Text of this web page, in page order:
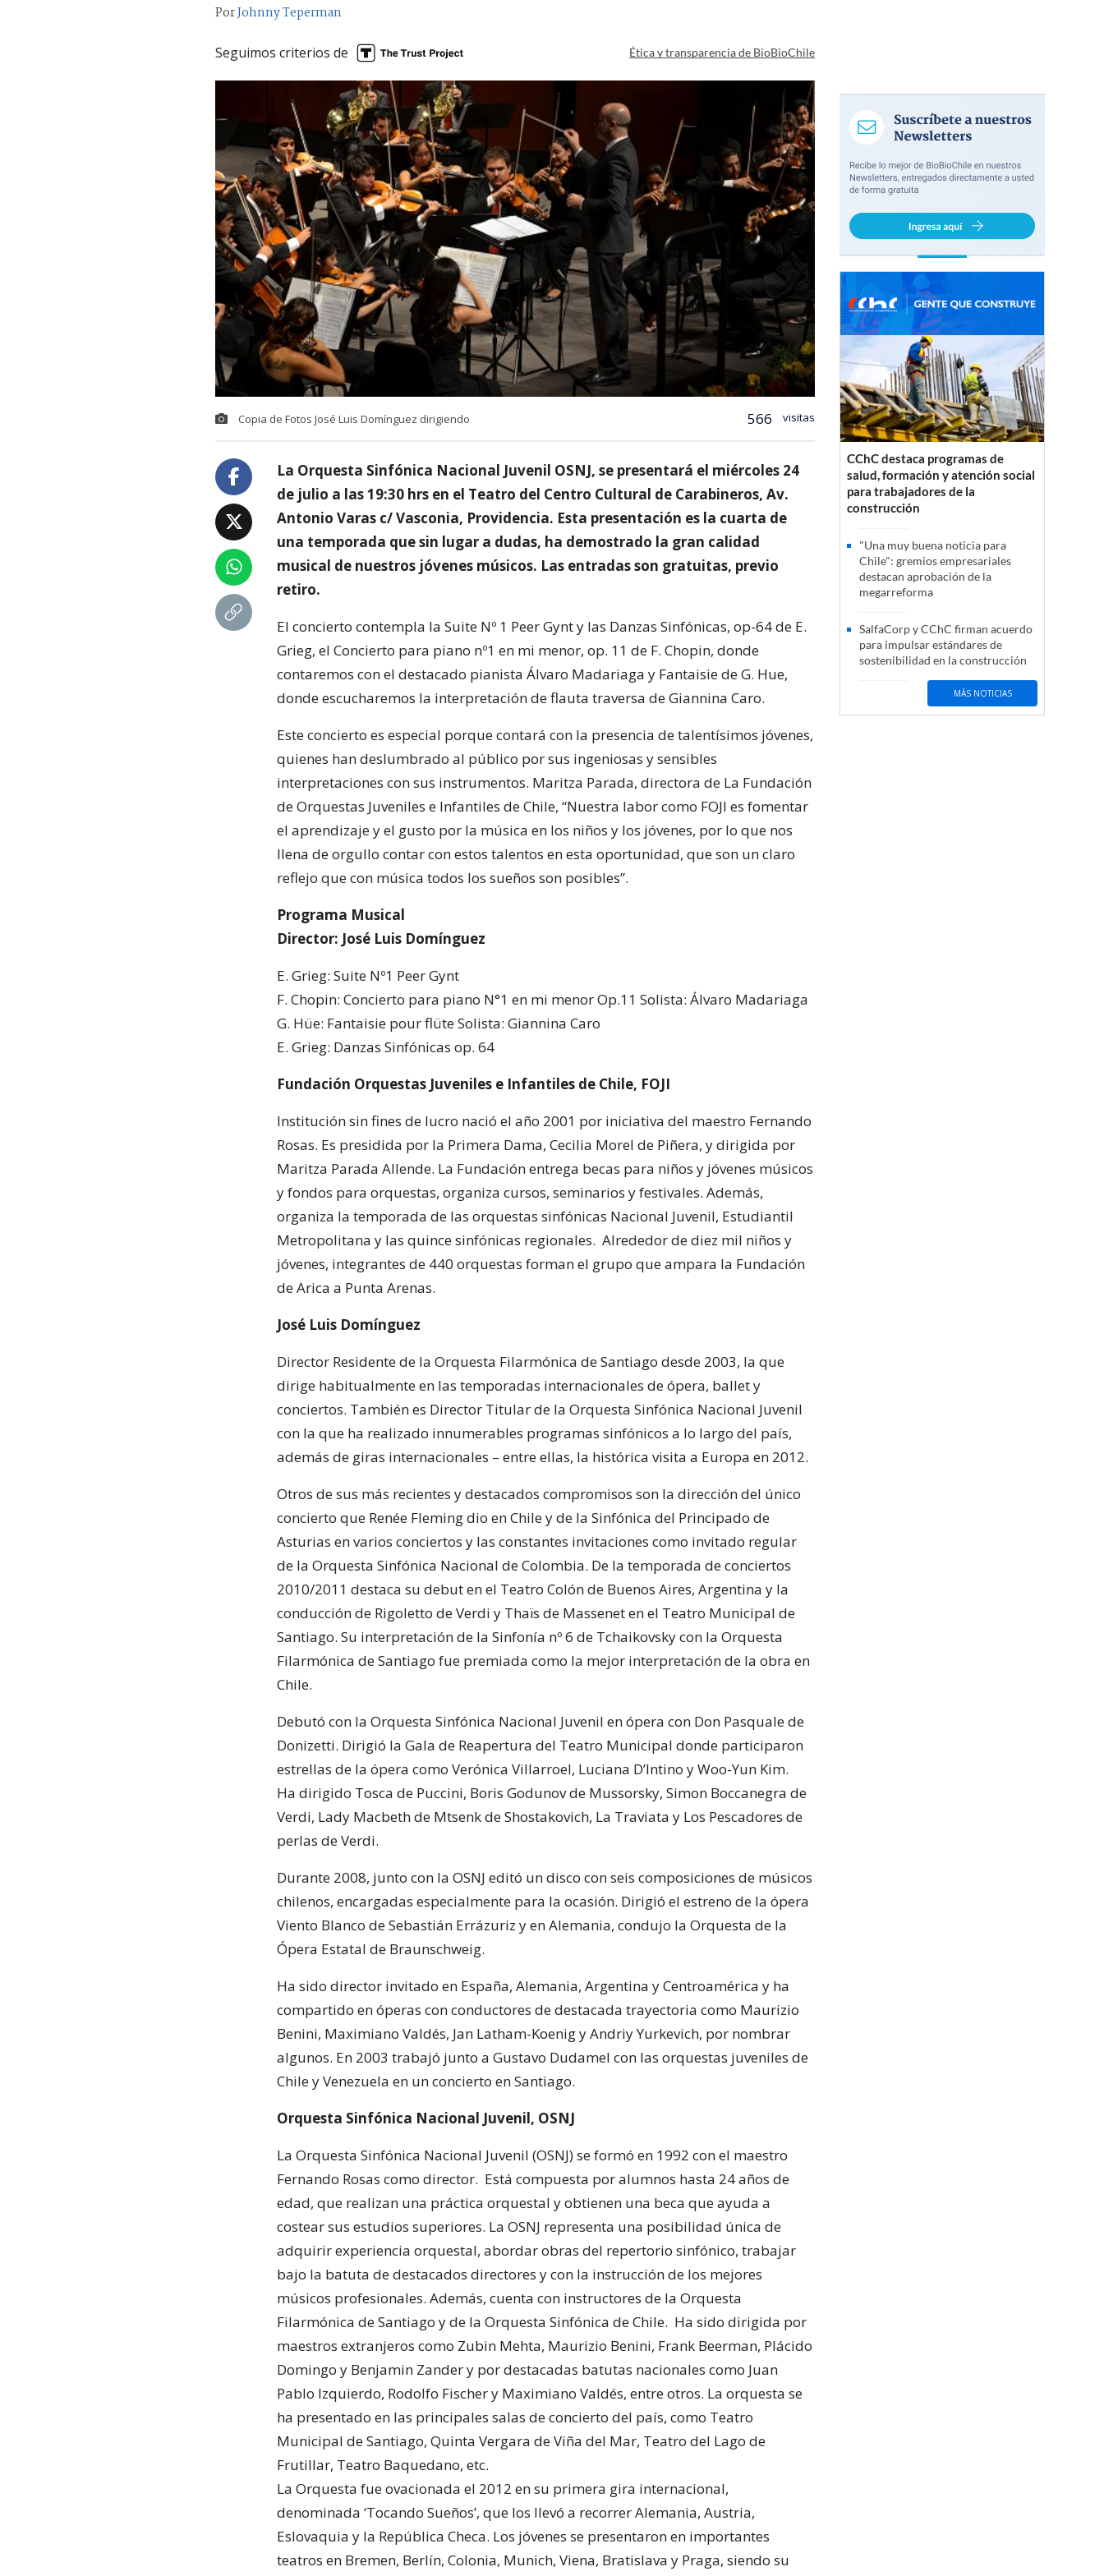
PorJohnny Teperman
Seguimos criterios de Ética y transparencia de BioBioChile
Copia de Fotos José Luis Domínguez dirigiendo 566 visitas
La Orquesta Sinfónica Nacional Juvenil OSNJ, se presentará el miércoles 24
de julio a las 19:30 hrs en el Teatro del Centro Cultural de Carabineros, Av.
Antonio Varas c/ Vasconia, Providencia. Esta presentación es la cuarta de
una temporada que sin lugar a dudas, ha demostrado la gran calidad
musical de nuestros jóvenes músicos. Las entradas son gratuitas, previo
retiro.
El concierto contempla la Suite Nº 1 Peer Gynt y las Danzas Sinfónicas, op-64 de E.
Grieg, el Concierto para piano nº1 en mi menor, op. 11 de F. Chopin, donde
contaremos con el destacado pianista Álvaro Madariaga y Fantaisie de G. Hue,
donde escucharemos la interpretación de flauta traversa de Giannina Caro.
Este concierto es especial porque contará con la presencia de talentísimos jóvenes,
quienes han deslumbrado al público por sus ingeniosas y sensibles
interpretaciones con sus instrumentos. Maritza Parada, directora de La Fundación
de Orquestas Juveniles e Infantiles de Chile, “Nuestra labor como FOJI es fomentar
el aprendizaje y el gusto por la música en los niños y los jóvenes, por lo que nos
llena de orgullo contar con estos talentos en esta oportunidad, que son un claro
reflejo que con música todos los sueños son posibles”.
Programa Musical
Director: José Luis Domínguez
E. Grieg: Suite Nº1 Peer Gynt
F. Chopin: Concierto para piano N°1 en mi menor Op.11 Solista: Álvaro Madariaga
G. Hüe: Fantaisie pour flüte Solista: Giannina Caro
E. Grieg: Danzas Sinfónicas op. 64
Fundación Orquestas Juveniles e Infantiles de Chile, FOJI
Institución sin fines de lucro nació el año 2001 por iniciativa del maestro Fernando
Rosas. Es presidida por la Primera Dama, Cecilia Morel de Piñera, y dirigida por
Maritza Parada Allende. La Fundación entrega becas para niños y jóvenes músicos
y fondos para orquestas, organiza cursos, seminarios y festivales. Además,
organiza la temporada de las orquestas sinfónicas Nacional Juvenil, Estudiantil
Metropolitana y las quince sinfónicas regionales. Alrededor de diez mil niños y
jóvenes, integrantes de 440 orquestas forman el grupo que ampara la Fundación
de Arica a Punta Arenas.
José Luis Domínguez
Director Residente de la Orquesta Filarmónica de Santiago desde 2003, la que
dirige habitualmente en las temporadas internacionales de ópera, ballet y
conciertos. También es Director Titular de la Orquesta Sinfónica Nacional Juvenil
con la que ha realizado innumerables programas sinfónicos a lo largo del país,
además de giras internacionales – entre ellas, la histórica visita a Europa en 2012.
Otros de sus más recientes y destacados compromisos son la dirección del único
concierto que Renée Fleming dio en Chile y de la Sinfónica del Principado de
Asturias en varios conciertos y las constantes invitaciones como invitado regular
de la Orquesta Sinfónica Nacional de Colombia. De la temporada de conciertos
2010/2011 destaca su debut en el Teatro Colón de Buenos Aires, Argentina y la
conducción de Rigoletto de Verdi y Thaïs de Massenet en el Teatro Municipal de
Santiago. Su interpretación de la Sinfonía nº 6 de Tchaikovsky con la Orquesta
Filarmónica de Santiago fue premiada como la mejor interpretación de la obra en
Chile.
Debutó con la Orquesta Sinfónica Nacional Juvenil en ópera con Don Pasquale de
Donizetti. Dirigió la Gala de Reapertura del Teatro Municipal donde participaron
estrellas de la ópera como Verónica Villarroel, Luciana D’Intino y Woo-Yun Kim.
Ha dirigido Tosca de Puccini, Boris Godunov de Mussorsky, Simon Boccanegra de
Verdi, Lady Macbeth de Mtsenk de Shostakovich, La Traviata y Los Pescadores de
perlas de Verdi.
Durante 2008, junto con la OSNJ editó un disco con seis composiciones de músicos
chilenos, encargadas especialmente para la ocasión. Dirigió el estreno de la ópera
Viento Blanco de Sebastián Errázuriz y en Alemania, condujo la Orquesta de la
Ópera Estatal de Braunschweig.
Ha sido director invitado en España, Alemania, Argentina y Centroamérica y ha
compartido en óperas con conductores de destacada trayectoria como Maurizio
Benini, Maximiano Valdés, Jan Latham-Koenig y Andriy Yurkevich, por nombrar
algunos. En 2003 trabajó junto a Gustavo Dudamel con las orquestas juveniles de
Chile y Venezuela en un concierto en Santiago.
Orquesta Sinfónica Nacional Juvenil, OSNJ
La Orquesta Sinfónica Nacional Juvenil (OSNJ) se formó en 1992 con el maestro
Fernando Rosas como director. Está compuesta por alumnos hasta 24 años de
edad, que realizan una práctica orquestal y obtienen una beca que ayuda a
costear sus estudios superiores. La OSNJ representa una posibilidad única de
adquirir experiencia orquestal, abordar obras del repertorio sinfónico, trabajar
bajo la batuta de destacados directores y con la instrucción de los mejores
músicos profesionales. Además, cuenta con instructores de la Orquesta
Filarmónica de Santiago y de la Orquesta Sinfónica de Chile. Ha sido dirigida por
maestros extranjeros como Zubin Mehta, Maurizio Benini, Frank Beerman, Plácido
Domingo y Benjamin Zander y por destacadas batutas nacionales como Juan
Pablo Izquierdo, Rodolfo Fischer y Maximiano Valdés, entre otros. La orquesta se
ha presentado en las principales salas de concierto del país, como Teatro
Municipal de Santiago, Quinta Vergara de Viña del Mar, Teatro del Lago de
Frutillar, Teatro Baquedano, etc.
La Orquesta fue ovacionada el 2012 en su primera gira internacional,
denominada ‘Tocando Sueños’, que los llevó a recorrer Alemania, Austria,
Eslovaquia y la República Checa. Los jóvenes se presentaron en importantes
teatros en Bremen, Berlín, Colonia, Munich, Viena, Bratislava y Praga, siendo su
CChC destaca programas de
salud, formación y atención social
para trabajadores de la
construcción
"Una muy buena noticia para
Chile": gremios empresariales
destacan aprobación de la
megarreforma
SalfaCorp y CChC firman acuerdo
para impulsar estándares de
sostenibilidad en la construcción
MÁS NOTICIAS